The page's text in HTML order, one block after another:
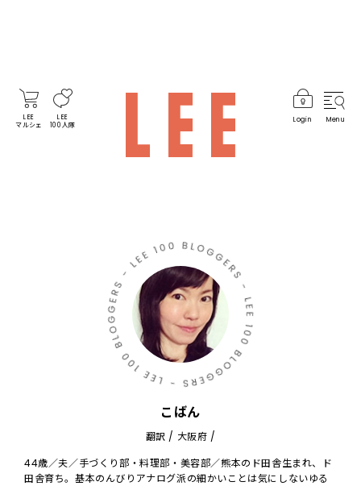
LEE
マルシェ
LEE
100人隊
Login Menu
こばん
翻訳 / 大阪府 /
44歳／夫／手づくり部・料理部・美容部／熊本のド田舎生まれ、ド
田舎育ち。基本のんびりアナログ派の細かいことは気にしないゆる